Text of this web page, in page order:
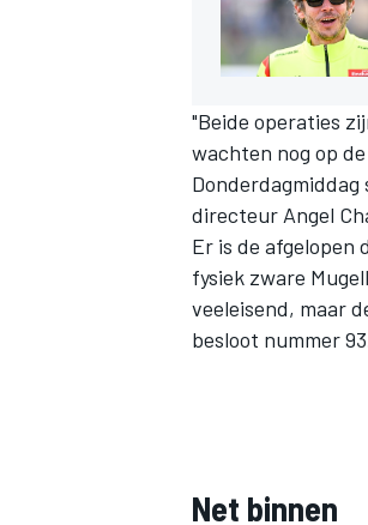
"Beide operaties
wachten nog op
directeur Angel
Er is de afgelopen
fysiek zware
veeleisend, maar
besloot nummer
Net binnen